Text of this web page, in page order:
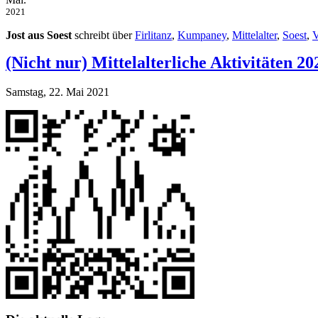
2021
Jost aus Soest schreibt überFirlitanz, Kumpaney, Mittelalter, Soest,
(Nicht nur) Mittelalterliche Aktivitäten
Samstag, 22. Mai 2021